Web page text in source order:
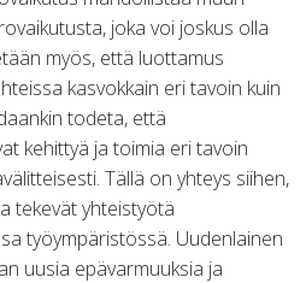
joka voi joskus olla
myös, että luottamus
kasvokkain eri tavoin kuin
todeta, että
kehittyä ja toimia eri tavoin
Tällä on yhteys siihen,
tekevät yhteistyötä
työympäristössä. Uudenlainen
uusia epävarmuuksia ja